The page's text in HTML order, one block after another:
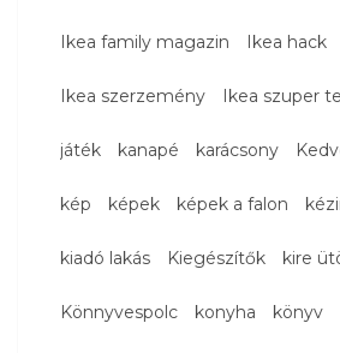
Ikea family magazin Ikea hack
Ikea szerzemény Ikea szuper
játék kanapé karácsony
kép képek képek a falon
kiadó lakás Kiegészítők kire
Könnyvespolc konyha könyv